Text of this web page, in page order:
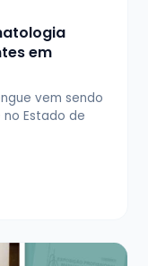
em
vem sendo
Estado de